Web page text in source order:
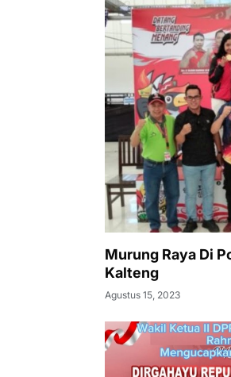
Murung Raya Di
Kalteng
Agustus 15, 2023